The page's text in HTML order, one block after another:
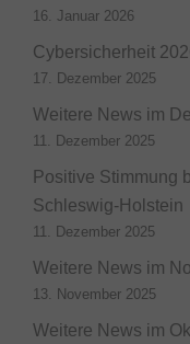
16. Januar 2026
Cybersicherheit
17. Dezember 2025
Weitere News im
11. Dezember 2025
Positive Stimmung
Schleswig-Holstein
11. Dezember 2025
Weitere News im
13. November 2025
Weitere News im